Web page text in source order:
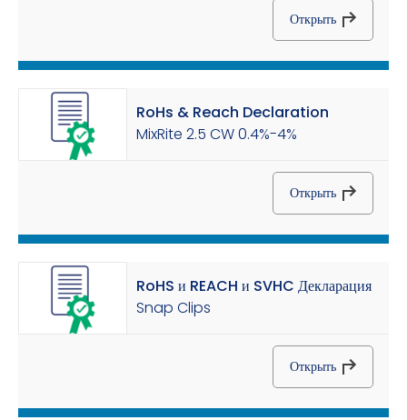
Открыть
RoHs & Reach Declaration
MixRite 2.5 CW 0.4%-4%
Открыть
RoHS и REACH и SVHC Декларация
Snap Clips
Открыть